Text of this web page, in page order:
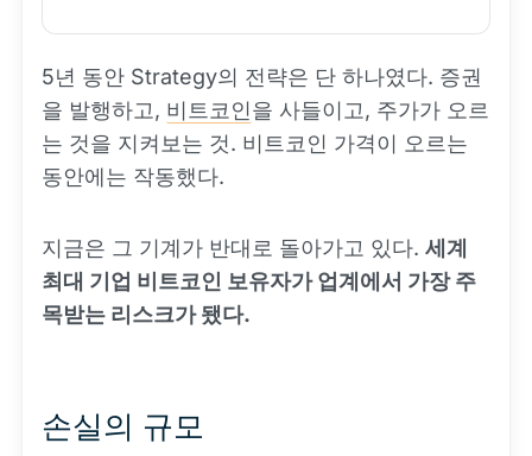
5년 동안 Strategy의 전략은 단 하나였다. 증권
을 발행하고, 비트코인을 사들이고, 주가가 오르
는 것을 지켜보는 것. 비트코인 가격이 오르는
동안에는 작동했다.
지금은 그 기계가 반대로 돌아가고 있다. 세계
최대 기업 비트코인 보유자가 업계에서 가장 주
목받는 리스크가 됐다.
손실의 규모